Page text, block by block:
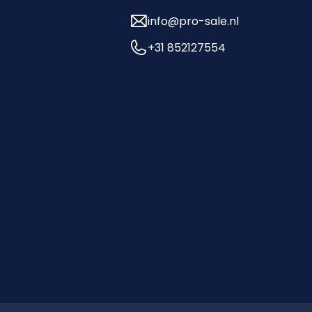
info@pro-sale.nl
+31 852127554